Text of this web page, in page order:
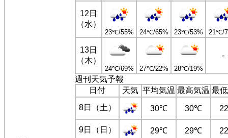
12日
（水）
23℃/55% 24℃/65% 23℃/53% 21℃/
13日
（木）
24℃/69% 27℃/22% 28℃/19%
-
週刊天気予報
日付
天気 平均気温 最高気温 最
8日（土）
30℃ 30℃
9日（日） 29℃ 29℃